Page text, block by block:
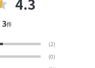
4.3
3件
(2)
(0)